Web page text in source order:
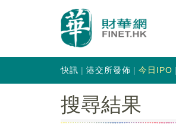
快訊 港交所發佈 今日IPO
搜尋結果